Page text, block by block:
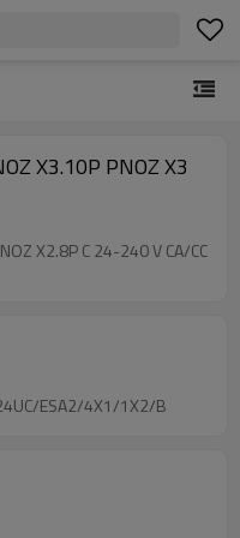
X3.10P PNOZ X3
X2.8P C 24-240 V CA/CC
ESA2/4X1/1X2/B